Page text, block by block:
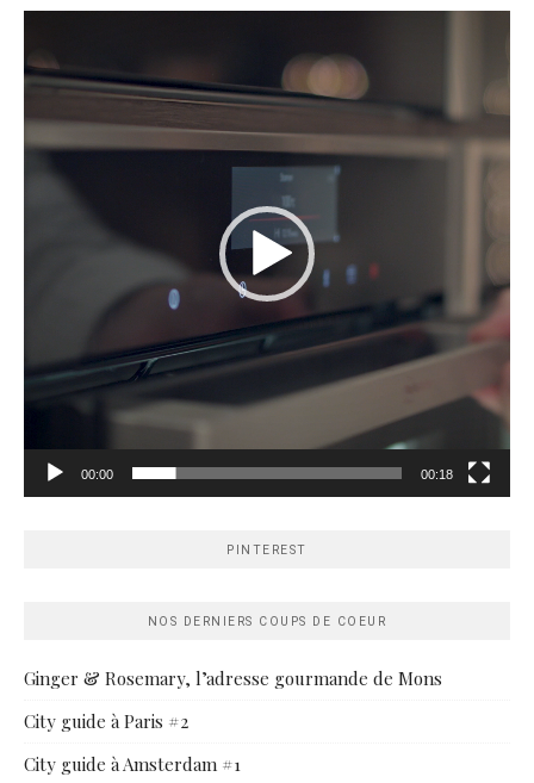
00:00 00:18
PINTEREST
NOS DERNIERS COUPS DE COEUR
Ginger & Rosemary, l’adresse gourmande de Mons
City guide à Paris #2
City guide à Amsterdam #1